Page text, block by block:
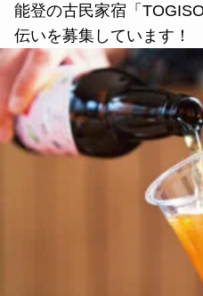
能登の古民家宿「
伝いを募集しています！